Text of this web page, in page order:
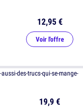
12,95 €
Voir l'offre
19,9 €